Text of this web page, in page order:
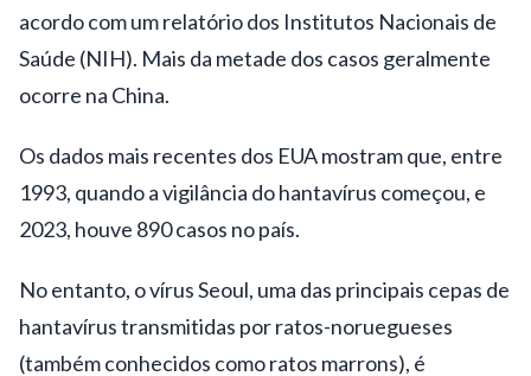
acordo com um relatório dos Institutos Nacionais de
Saúde (NIH). Mais da metade dos casos geralmente
ocorre na China.
Os dados mais recentes dos EUA mostram que, entre
1993, quando a vigilância do hantavírus começou, e
2023, houve 890 casos no país.
No entanto, o vírus Seoul, uma das principais cepas de
hantavírus transmitidas por ratos-noruegueses
(também conhecidos como ratos marrons), é